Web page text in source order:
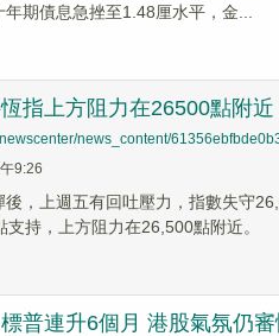
期債息急挫至1.48厘水平，金...
指上方阻力在26500點附近
news_content/
9:26
後，上週五有回吐壓力，指數失守
持，上方阻力在26,500點附近。
普連升6個月 港股氣氛仍